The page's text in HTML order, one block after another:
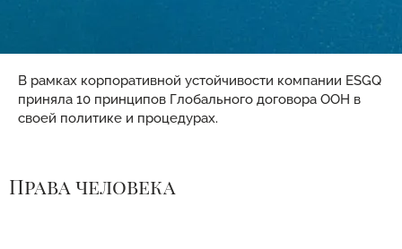
В рамках корпоративной устойчивости компании ESGQ
приняла 10 принципов Глобального договора ООН в
своей политике и процедурах.
Права человека